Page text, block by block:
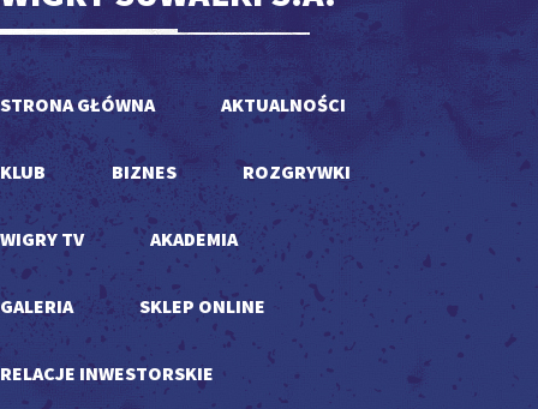
STRONA GŁÓWNA AKTUALNOŚCI
KLUB BIZNES ROZGRYWKI
WIGRY TV AKADEMIA
GALERIA SKLEP ONLINE
RELACJE INWESTORSKIE